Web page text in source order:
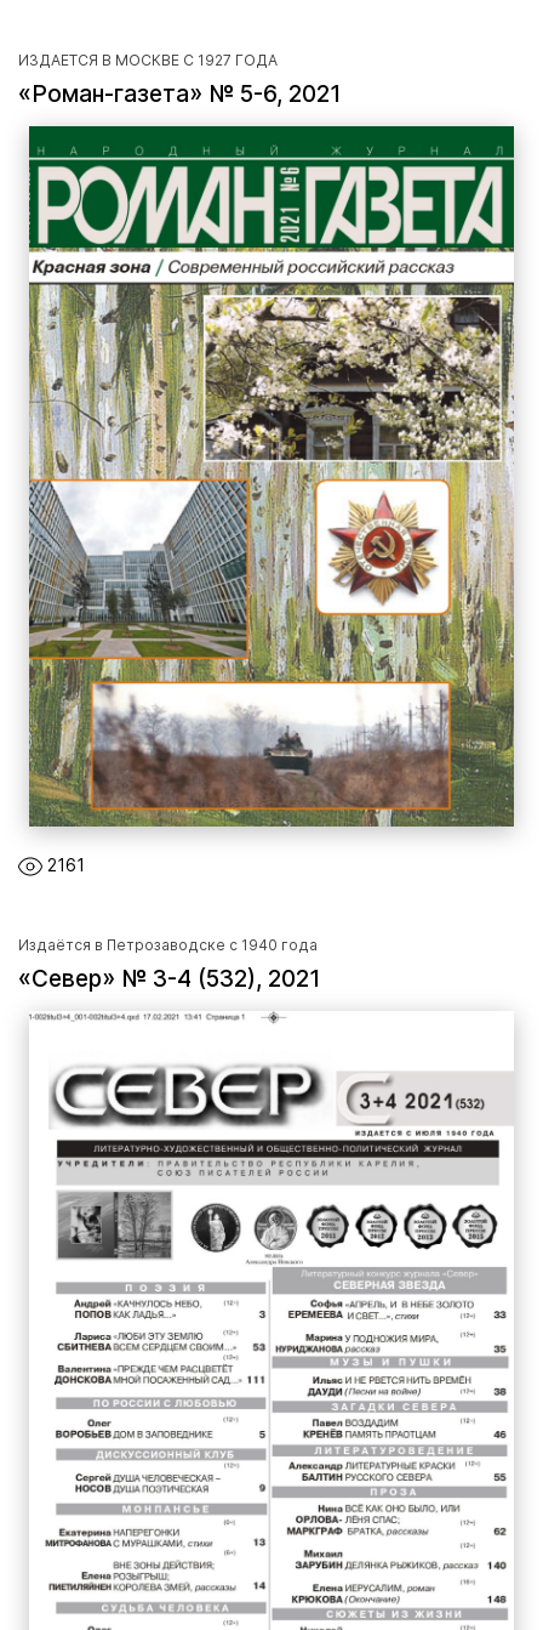
ИЗДАЕТСЯ В МОСКВЕ С 1927 ГОДА
«Роман-газета» № 5-6, 2021
2161
Издаётся в Петрозаводске с 1940 года
«Север» № 3-4 (532), 2021